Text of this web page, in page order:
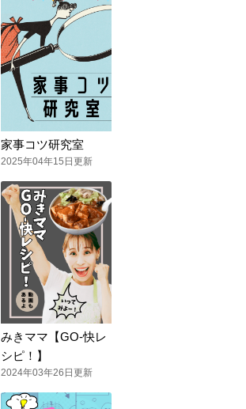
家事コツ研究室
2025年04年15日更新
みきママ【GO-快レ
シピ！】
2024年03年26日更新